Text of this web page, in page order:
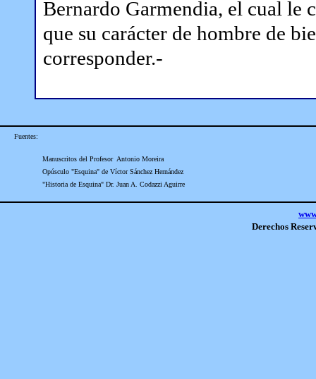
Bernardo Garmendia, el cual le
que su carácter de hombre de
corresponder.-
Fuentes:
Manuscritos del Profesor Antonio Moreira
Opúsculo "Esquina" de Víctor Sánchez Hernández
"Historia de Esquina" Dr. Juan A. Codazzi Aguirre
Derechos